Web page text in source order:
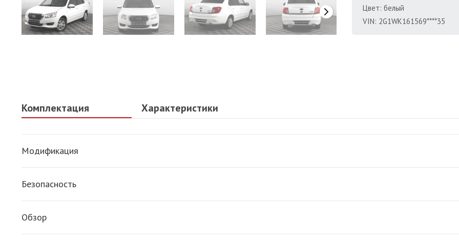
Цвет: белый
VIN: 2G1WK161569****35
Комплектация Характеристики
Модификация
Безопасность
Обзор